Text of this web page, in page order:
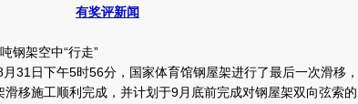
有奖评新闻
架空中“行走”
日下午5时56分，国家体育馆钢屋架进行了最后一次滑移，
移施工顺利完成，并计划于9月底前完成对钢屋架双向弦索的